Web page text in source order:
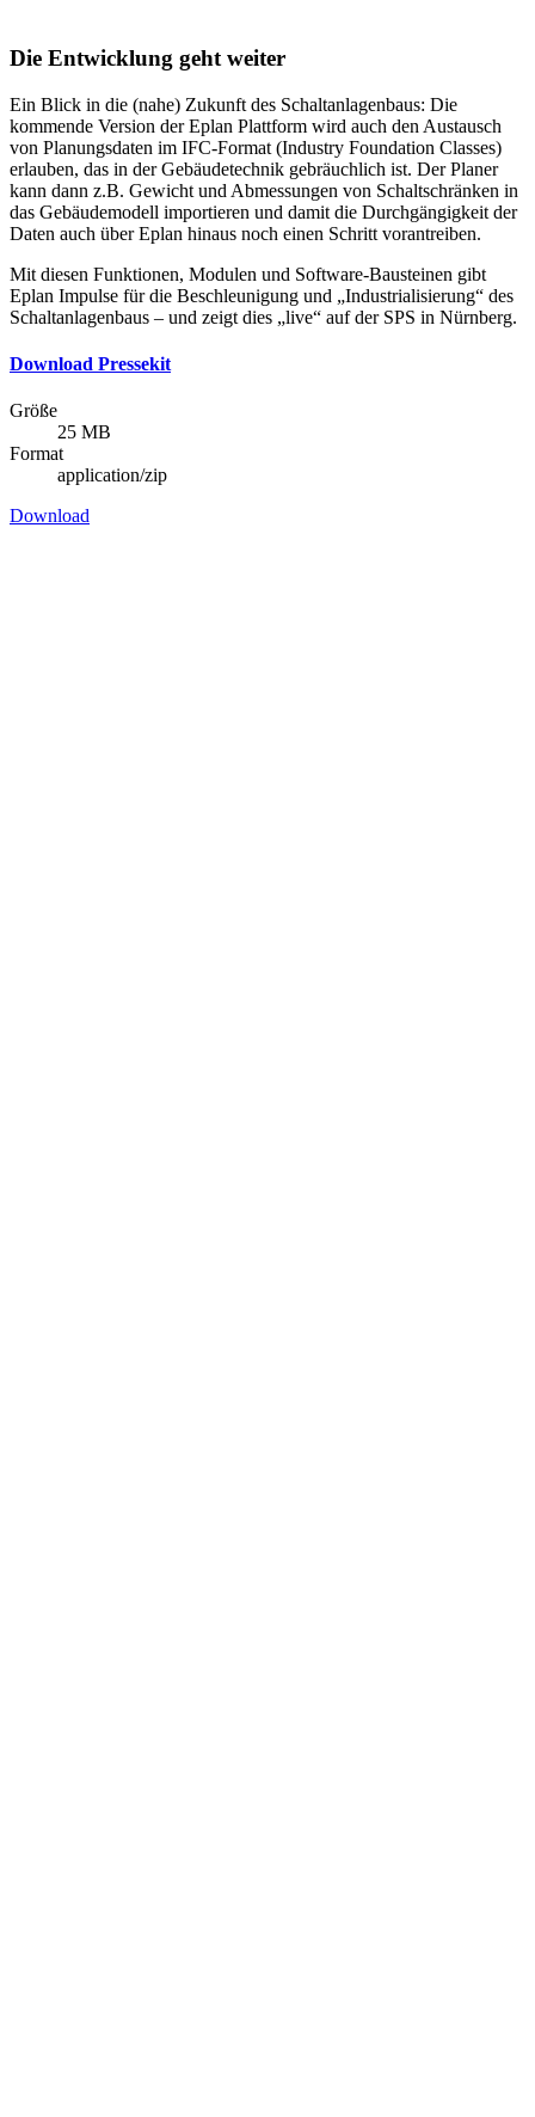
Die Entwicklung geht weiter
Ein Blick in die (nahe) Zukunft des Schaltanlagenbaus: Die
kommende Version der Eplan Plattform wird auch den Austausch
von Planungsdaten im IFC-Format (Industry Foundation Classes)
erlauben, das in der Gebäudetechnik gebräuchlich ist. Der Planer
kann dann z.B. Gewicht und Abmessungen von Schaltschränken in
das Gebäudemodell importieren und damit die Durchgängigkeit der
Daten auch über Eplan hinaus noch einen Schritt vorantreiben.
Mit diesen Funktionen, Modulen und Software-Bausteinen gibt
Eplan Impulse für die Beschleunigung und „Industrialisierung“ des
Schaltanlagenbaus – und zeigt dies „live“ auf der SPS in Nürnberg.
Download Pressekit
Größe
25 MB
Format
application/zip
Download